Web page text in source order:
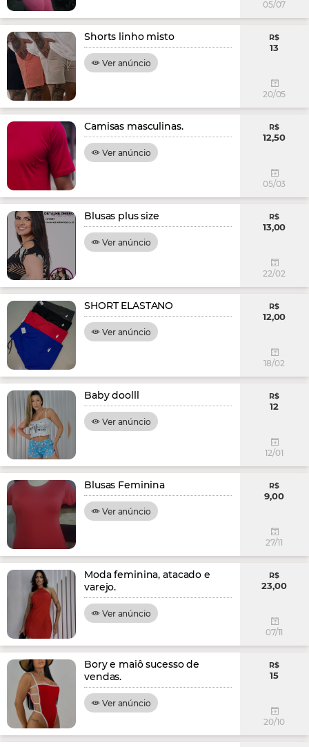
05/07
Shorts linho misto
Ver anúncio
R$
13
20/05
Camisas masculinas.
Ver anúncio
R$
12,50
05/03
Blusas plus size
Ver anúncio
R$
13,00
22/02
SHORT ELASTANO
Ver anúncio
R$
12,00
18/02
Baby doolll
Ver anúncio
R$
12
12/01
Blusas Feminina
Ver anúncio
R$
9,00
27/11
Moda feminina, atacado e
varejo.
Ver anúncio
R$
23,00
07/11
Bory e maiô sucesso de
vendas.
Ver anúncio
R$
15
20/10